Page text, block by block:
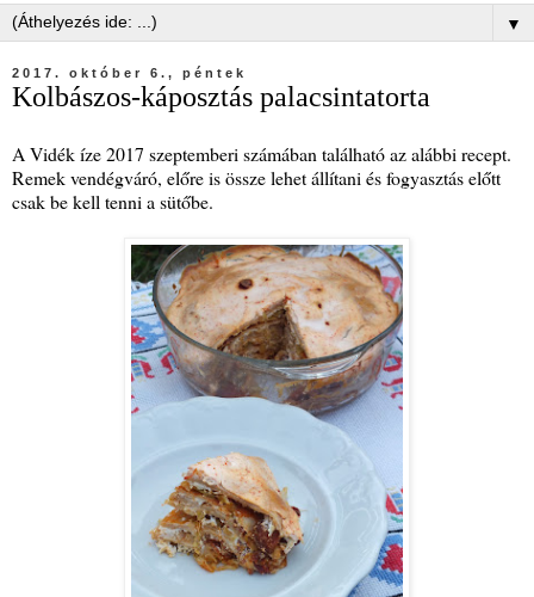
▼
2017. október 6., péntek
Kolbászos-káposztás palacsintatorta
A Vidék íze 2017 szeptemberi számában található az alábbi recept.
Remek vendégváró, előre is össze lehet állítani és fogyasztás előtt
csak be kell tenni a sütőbe.